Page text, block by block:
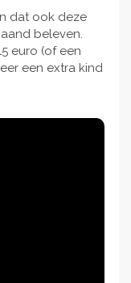
dat ook deze
beleven.
euro (of een
een extra kind